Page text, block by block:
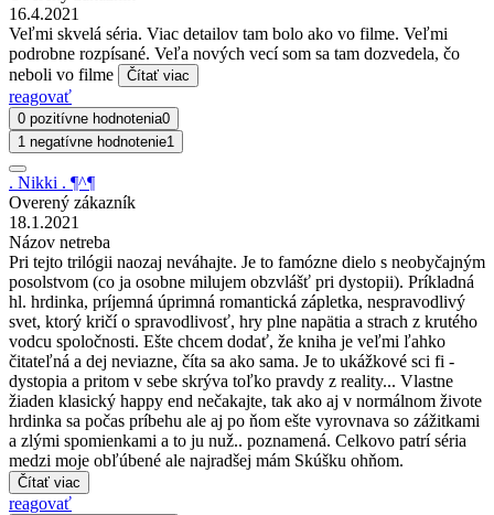
16.4.2021
Veľmi skvelá séria. Viac detailov tam bolo ako vo filme. Veľmi
podrobne rozpísané. Veľa nových vecí som sa tam dozvedela, čo
neboli vo filme
Čítať viac
reagovať
0 pozitívne hodnotenia0
1 negatívne hodnotenie1
. Nikki . ¶^¶
Overený zákazník
18.1.2021
Názov netreba
Pri tejto trilógii naozaj neváhajte. Je to famózne dielo s neobyčajným
posolstvom (co ja osobne milujem obzvlášť pri dystopii). Príkladná
hl. hrdinka, príjemná úprimná romantická zápletka, nespravodlivý
svet, ktorý kričí o spravodlivosť, hry plne napätia a strach z krutého
vodcu spoločnosti. Ešte chcem dodať, že kniha je veľmi ľahko
čitateľná a dej neviazne, číta sa ako sama. Je to ukážkové sci fi -
dystopia a pritom v sebe skrýva toľko pravdy z reality... Vlastne
žiaden klasický happy end nečakajte, tak ako aj v normálnom živote
hrdinka sa počas príbehu ale aj po ňom ešte vyrovnava so zážitkami
a zlými spomienkami a to ju nuž.. poznamená. Celkovo patrí séria
medzi moje obľúbené ale najradšej mám Skúšku ohňom.
Čítať viac
reagovať